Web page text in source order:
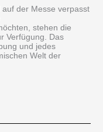
der Messe verpasst
stehen die
Verfügung. Das
und jedes
Welt der